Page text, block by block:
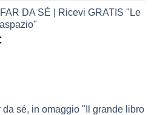
attuale
è:
39,90€.
DA SÉ | Ricevi GRATIS "Le
Il
da sé, in omaggio "Il grande libro